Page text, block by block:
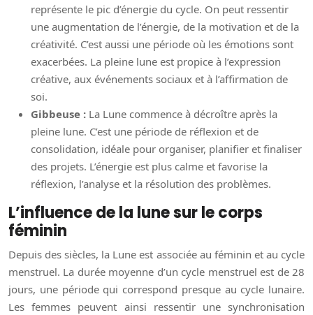
représente le pic d’énergie du cycle. On peut ressentir
une augmentation de l’énergie, de la motivation et de la
créativité. C’est aussi une période où les émotions sont
exacerbées. La pleine lune est propice à l’expression
créative, aux événements sociaux et à l’affirmation de
soi.
Gibbeuse : La Lune commence à décroître après la
pleine lune. C’est une période de réflexion et de
consolidation, idéale pour organiser, planifier et finaliser
des projets. L’énergie est plus calme et favorise la
réflexion, l’analyse et la résolution des problèmes.
L’influence de la lune sur le corps
féminin
Depuis des siècles, la Lune est associée au féminin et au cycle
menstruel. La durée moyenne d’un cycle menstruel est de 28
jours, une période qui correspond presque au cycle lunaire.
Les femmes peuvent ainsi ressentir une synchronisation